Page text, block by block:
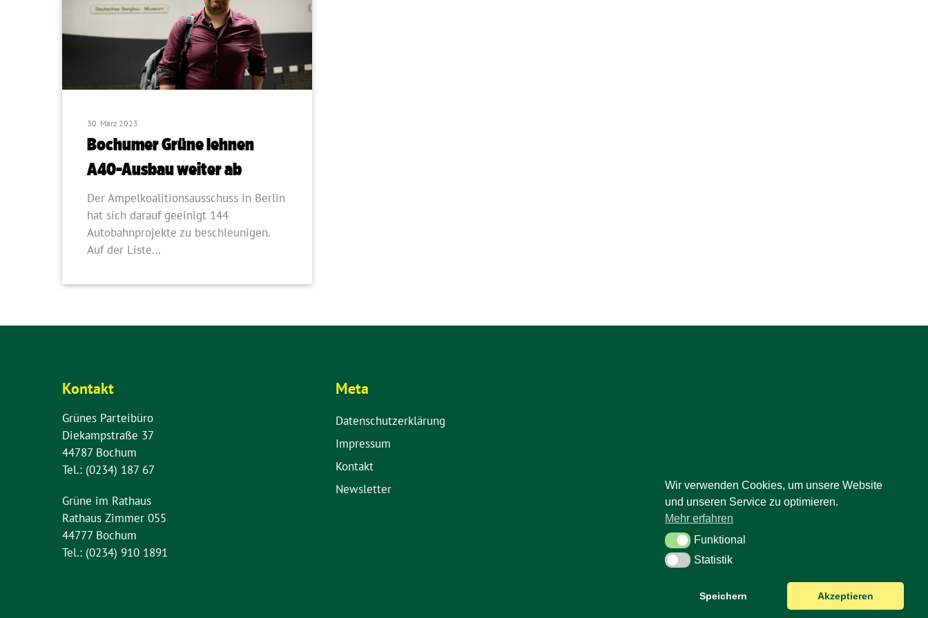
30. März 2023
Bochumer Grüne lehnen
A40-Ausbau weiter ab
Der Ampelkoalitionsausschuss in Berlin
hat sich darauf geeinigt 144
Autobahnprojekte zu beschleunigen.
Auf der Liste…
Kontakt
Grünes Parteibüro
Diekampstraße 37
44787 Bochum
Tel.: (0234) 187 67
Grüne im Rathaus
Rathaus Zimmer 055
44777 Bochum
Tel.: (0234) 910 1891
Meta
Datenschutzerklärung
Impressum
Kontakt
Newsletter
Wir verwenden Cookies, um unsere Website
und unseren Service zu optimieren.
Mehr erfahren
FunktionalFunktional
StatistikStatistik
Speichern Akzeptieren